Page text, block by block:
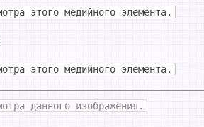
этого медийного элемента.
этого медийного элемента.
данного изображения.